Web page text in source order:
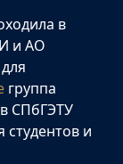
в
и АО
группа
СПбГЭТУ
и